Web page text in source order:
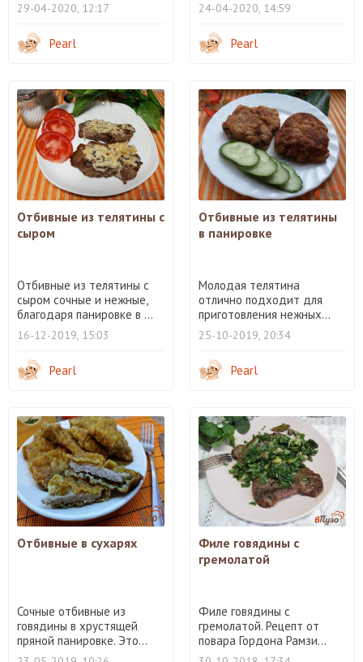
29-04-2020, 12:17
Pearl
24-04-2020, 14:59
Pearl
Отбивные из телятины с
сыром
Отбивные из телятины с
сыром сочные и нежные,
благодаря панировке в ...
16-12-2019, 15:03
Pearl
Отбивные из телятины
в панировке
Молодая телятина
отлично подходит для
приготовления нежных...
25-10-2019, 20:34
Pearl
Отбивные в сухарях
Сочные отбивные из
говядины в хрустящей
пряной панировке. Это...
Филе говядины с
гремолатой
Филе говядины с
гремолатой. Рецепт от
повара Гордона Рамзи...